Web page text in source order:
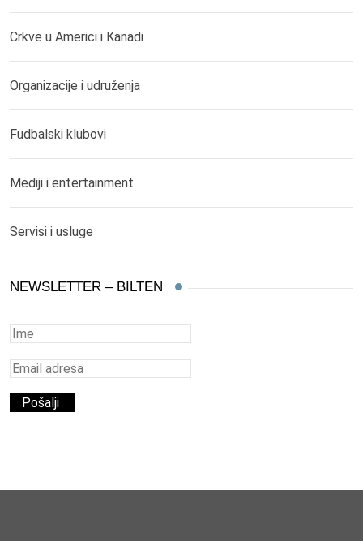
Crkve u Americi i Kanadi
Organizacije i udruženja
Fudbalski klubovi
Mediji i entertainment
Servisi i usluge
NEWSLETTER – BILTEN